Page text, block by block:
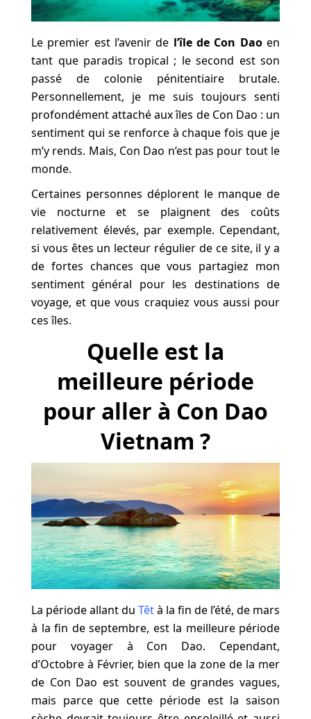
Le premier est l’avenir de l’île de Con Daoen
tant que paradis tropical ; le second est son
passé de colonie pénitentiaire brutale.
Personnellement, je me suis toujours senti
profondément attaché aux îles de Con Dao : un
sentiment qui se renforce à chaque fois que je
m’y rends. Mais, Con Dao n’est pas pour tout le
monde.
Certaines personnes déplorent le manque de
vie nocturne et se plaignent des coûts
relativement élevés, par exemple. Cependant,
si vous êtes un lecteur régulier de ce site, il y a
de fortes chances que vous partagiez mon
sentiment général pour les destinations de
voyage, et que vous craquiez vous aussi pour
ces îles.
Quelle est la
meilleure période
pour aller à Con Dao
Vietnam ?
La période allant du Têtà la fin de l’été, de mars
à la fin de septembre, est la meilleure période
pour voyager à Con Dao. Cependant,
d’Octobre à Février, bien que la zone de la mer
de Con Dao est souvent de grandes vagues,
mais parce que cette période est la saison